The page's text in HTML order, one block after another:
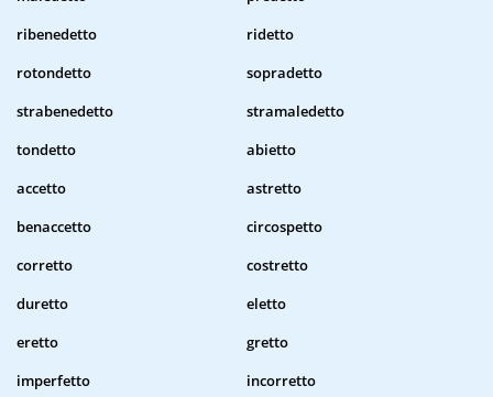
ribenedetto
ridetto
rotondetto
sopradetto
strabenedetto
stramaledetto
tondetto
abietto
accetto
astretto
benaccetto
circospetto
corretto
costretto
duretto
eletto
eretto
gretto
imperfetto
incorretto